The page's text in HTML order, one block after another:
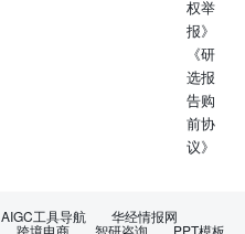
。CMBIGM及其任何附属机
董事、高管或员工均不对依据本
任何直接或间接损失、损害或费
本报告中包含的信息的人均自行
含的信息和内容基于对被认为
解读。CMBIGM已尽其所能确
性或正确性，但不为此提供担
不同的出版物。这些出版物在编
权举
报》
《研
选报
告购
前协
议》
AIGC工具导航 华经情报网